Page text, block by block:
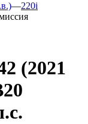
—220i
(2021